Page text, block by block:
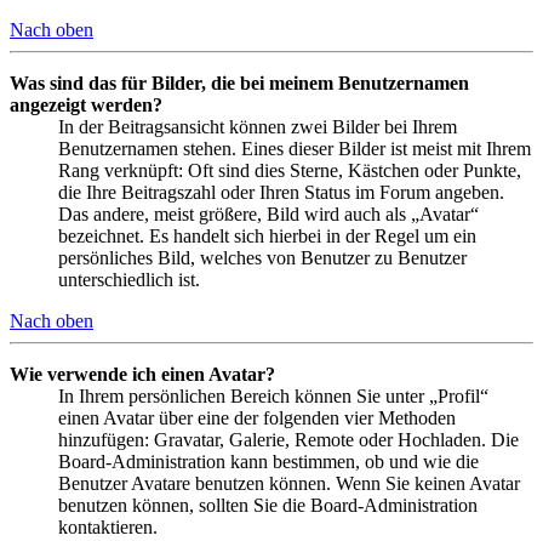
Nach oben
Was sind das für Bilder, die bei meinem Benutzernamen
angezeigt werden?
In der Beitragsansicht können zwei Bilder bei Ihrem
Benutzernamen stehen. Eines dieser Bilder ist meist mit Ihrem
Rang verknüpft: Oft sind dies Sterne, Kästchen oder Punkte,
die Ihre Beitragszahl oder Ihren Status im Forum angeben.
Das andere, meist größere, Bild wird auch als „Avatar“
bezeichnet. Es handelt sich hierbei in der Regel um ein
persönliches Bild, welches von Benutzer zu Benutzer
unterschiedlich ist.
Nach oben
Wie verwende ich einen Avatar?
In Ihrem persönlichen Bereich können Sie unter „Profil“
einen Avatar über eine der folgenden vier Methoden
hinzufügen: Gravatar, Galerie, Remote oder Hochladen. Die
Board-Administration kann bestimmen, ob und wie die
Benutzer Avatare benutzen können. Wenn Sie keinen Avatar
benutzen können, sollten Sie die Board-Administration
kontaktieren.